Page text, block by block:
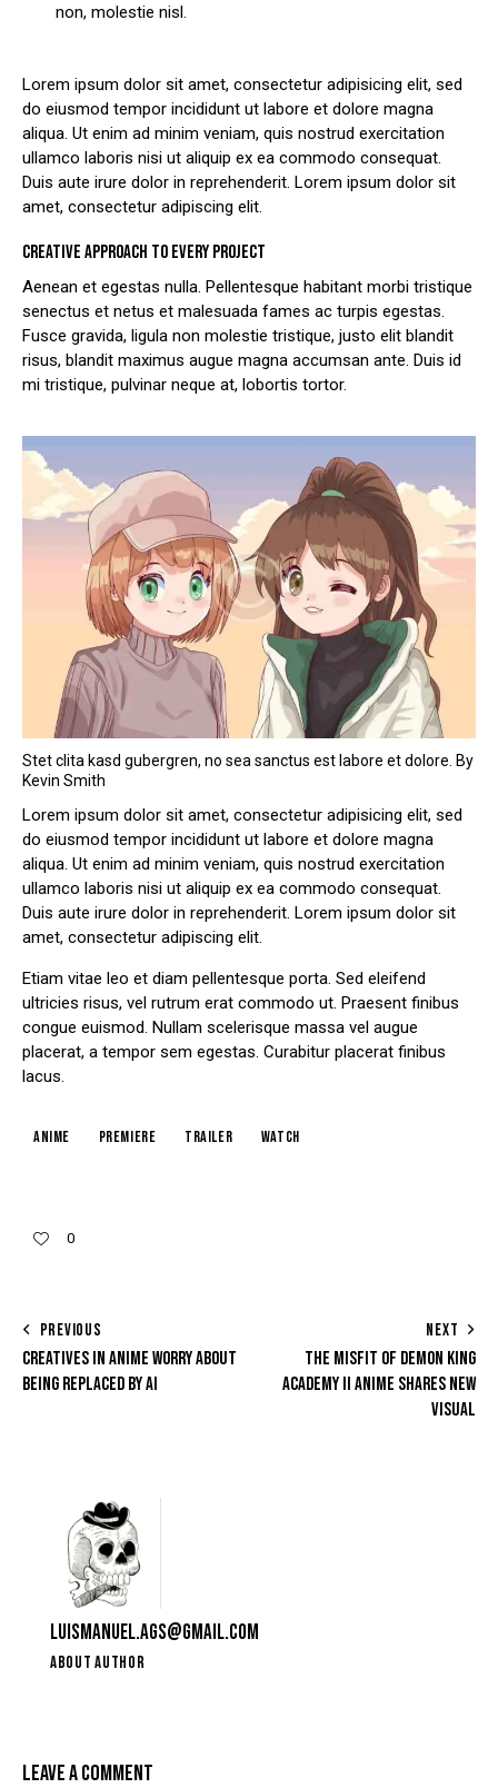
non, molestie nisl.
Lorem ipsum dolor sit amet, consectetur adipisicing elit, sed
do eiusmod tempor incididunt ut labore et dolore magna
aliqua. Ut enim ad minim veniam, quis nostrud exercitation
ullamco laboris nisi ut aliquip ex ea commodo consequat.
Duis aute irure dolor in reprehenderit. Lorem ipsum dolor sit
amet, consectetur adipiscing elit.
CREATIVE APPROACH TO EVERY PROJECT
Aenean et egestas nulla. Pellentesque habitant morbi tristique
senectus et netus et malesuada fames ac turpis egestas.
Fusce gravida, ligula non molestie tristique, justo elit blandit
risus, blandit maximus augue magna accumsan ante. Duis id
mi tristique, pulvinar neque at, lobortis tortor.
Stet clita kasd gubergren, no sea sanctus est labore et dolore. By
Kevin Smith
Lorem ipsum dolor sit amet, consectetur adipisicing elit, sed
do eiusmod tempor incididunt ut labore et dolore magna
aliqua. Ut enim ad minim veniam, quis nostrud exercitation
ullamco laboris nisi ut aliquip ex ea commodo consequat.
Duis aute irure dolor in reprehenderit. Lorem ipsum dolor sit
amet, consectetur adipiscing elit.
Etiam vitae leo et diam pellentesque porta. Sed eleifend
ultricies risus, vel rutrum erat commodo ut. Praesent finibus
congue euismod. Nullam scelerisque massa vel augue
placerat, a tempor sem egestas. Curabitur placerat finibus
lacus.
Anime Premiere Trailer Watch
0
PREVIOUS
CREATIVES IN ANIME WORRY ABOUT
BEING REPLACED BY AI
NEXT
THE MISFIT OF DEMON KING
ACADEMY II ANIME SHARES NEW
VISUAL
LUISMANUEL.AGS@GMAIL.COM
ABOUT AUTHOR
LEAVE A COMMENT